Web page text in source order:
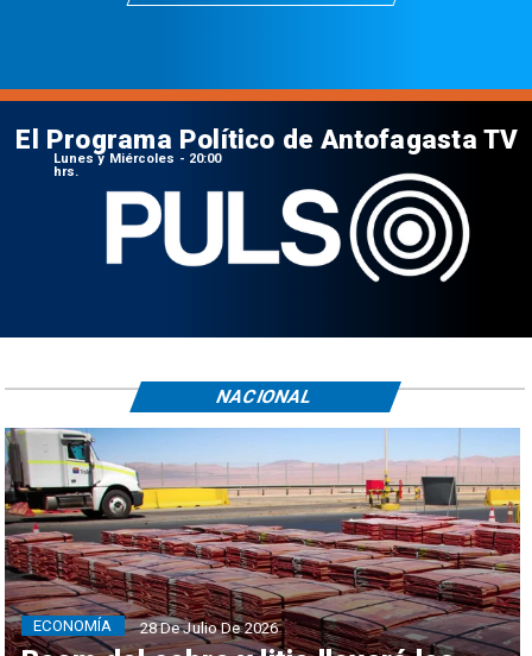
El Programa Político de Antofagasta TV
Lunes y Miércoles - 20:00
hrs.
ECONOMÍA 28 De Julio De 2026
NACIONAL